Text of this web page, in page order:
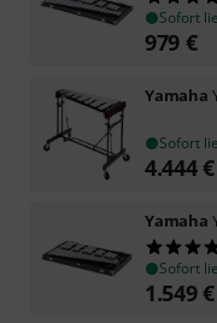
Sofort
979 €
Yamaha
Sofort
4.444€
Yamaha
Sofort
1.549€